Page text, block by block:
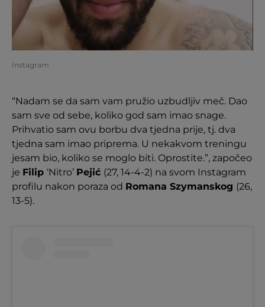
Instagram
“Nadam se da sam vam pružio uzbudljiv meč. Dao
sam sve od sebe, koliko god sam imao snage.
Prihvatio sam ovu borbu dva tjedna prije, tj. dva
tjedna sam imao priprema. U nekakvom treningu
jesam bio, koliko se moglo biti. Oprostite.”, započeo
je Filip ‘Nitro’ Pejić (27, 14-4-2) na svom Instagram
profilu nakon poraza od Romana Szymanskog (26,
13-5).